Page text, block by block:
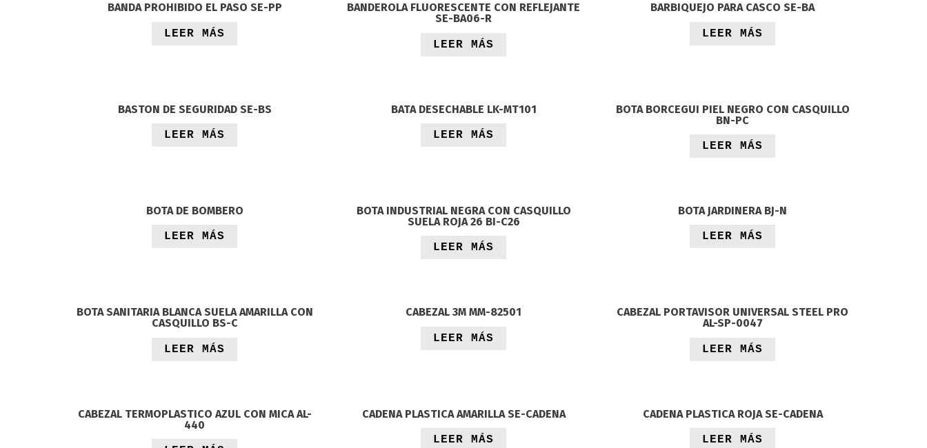
BANDA PROHIBIDO EL PASO SE-PP
LEER MÁS
BANDEROLA FLUORESCENTE CON REFLEJANTE
SE-BA06-R
LEER MÁS
BARBIQUEJO PARA CASCO SE-BA
LEER MÁS
BASTON DE SEGURIDAD SE-BS
LEER MÁS
BATA DESECHABLE LK-MT101
LEER MÁS
BOTA BORCEGUI PIEL NEGRO CON CASQUILLO
BN-PC
LEER MÁS
BOTA DE BOMBERO
LEER MÁS
BOTA INDUSTRIAL NEGRA CON CASQUILLO
SUELA ROJA 26 BI-C26
LEER MÁS
BOTA JARDINERA BJ-N
LEER MÁS
BOTA SANITARIA BLANCA SUELA AMARILLA CON
CASQUILLO BS-C
LEER MÁS
CABEZAL 3M MM-82501
LEER MÁS
CABEZAL PORTAVISOR UNIVERSAL STEEL PRO
AL-SP-0047
LEER MÁS
CABEZAL TERMOPLASTICO AZUL CON MICA AL-
440
CADENA PLASTICA AMARILLA SE-CADENA
LEER MÁS
CADENA PLASTICA ROJA SE-CADENA
LEER MÁS